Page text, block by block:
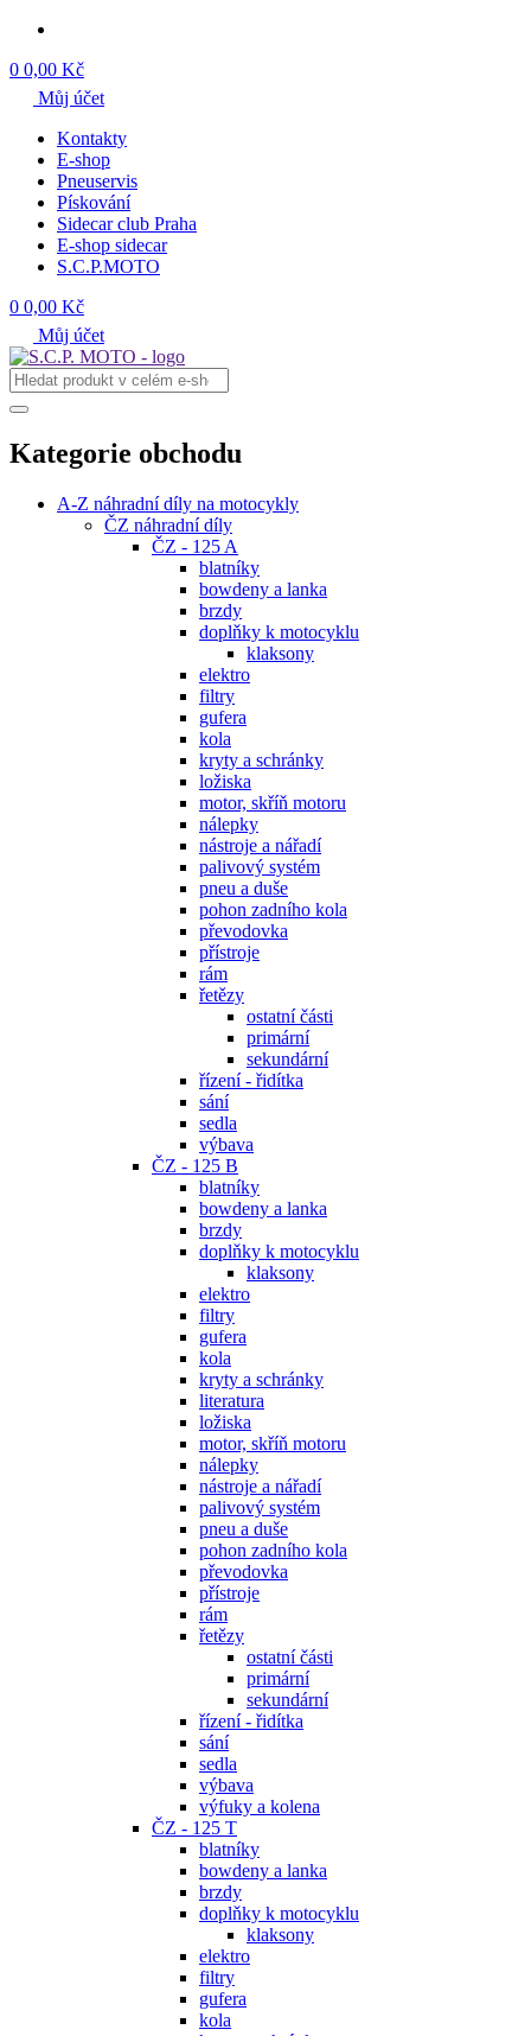
0 0,00 Kč
Můj účet
Kontakty
E-shop
Pneuservis
Pískování
Sidecar club Praha
E-shop sidecar
S.C.P.MOTO
0 0,00 Kč
Můj účet
Kategorie obchodu
A-Z náhradní díly na motocykly
ČZ náhradní díly
ČZ - 125 A
blatníky
bowdeny a lanka
brzdy
doplňky k motocyklu
klaksony
elektro
filtry
gufera
kola
kryty a schránky
ložiska
motor, skříň motoru
nálepky
nástroje a nářadí
palivový systém
pneu a duše
pohon zadního kola
převodovka
přístroje
rám
řetězy
ostatní části
primární
sekundární
řízení - řidítka
sání
sedla
výbava
ČZ - 125 B
blatníky
bowdeny a lanka
brzdy
doplňky k motocyklu
klaksony
elektro
filtry
gufera
kola
kryty a schránky
literatura
ložiska
motor, skříň motoru
nálepky
nástroje a nářadí
palivový systém
pneu a duše
pohon zadního kola
převodovka
přístroje
rám
řetězy
ostatní části
primární
sekundární
řízení - řidítka
sání
sedla
výbava
výfuky a kolena
ČZ - 125 T
blatníky
bowdeny a lanka
brzdy
doplňky k motocyklu
klaksony
elektro
filtry
gufera
kola